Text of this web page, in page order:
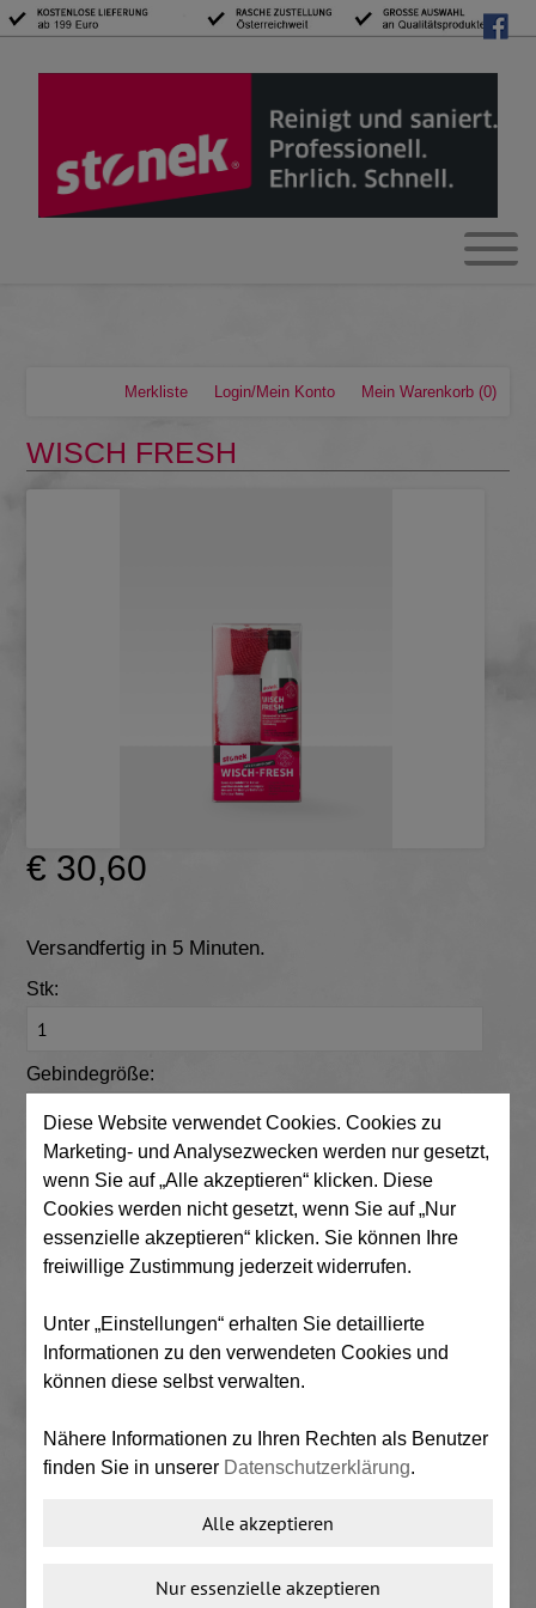
Mein Warenkorb (0)
Login/Mein Konto
Merkliste
WISCH FRESH
€ 30,60
Versandfertig in 5 Minuten.
Stk:
Gebindegröße:
IN DEN WARENKORB LEGEN
Detailinformationen
Zusatzinformationen
Eigenschaften:
angenehm riechendes Spezialprodukt mit einer
Diese Website verwendet Cookies. Cookies zu
Marketing- und Analysezwecken werden nur gesetzt,
wenn Sie auf „Alle akzeptieren“ klicken. Diese
Cookies werden nicht gesetzt, wenn Sie auf „Nur
essenzielle akzeptieren“ klicken. Sie können Ihre
freiwillige Zustimmung jederzeit widerrufen.
Unter „Einstellungen“ erhalten Sie detaillierte
Informationen zu den verwendeten Cookies und
können diese selbst verwalten.
Nähere Informationen zu Ihren Rechten als Benutzer
finden Sie in unserer Datenschutzerklärung.
Alle akzeptieren
Nur essenzielle akzeptieren